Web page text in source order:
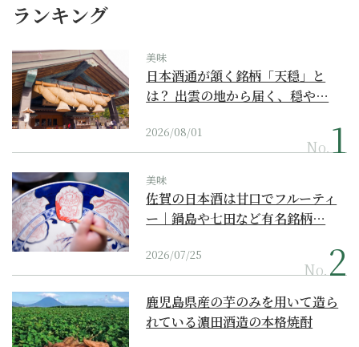
ランキング
美味
日本酒通が頷く銘柄「天穏」と
は？ 出雲の地から届く、穏や…
2026/08/01
No.
美味
佐賀の日本酒は甘口でフルーティ
ー｜鍋島や七田など有名銘柄…
2026/07/25
No.
鹿児島県産の芋のみを用いて造ら
れている濵田酒造の本格焼酎